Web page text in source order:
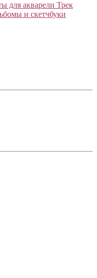
для акварели Трек
и скетчбуки